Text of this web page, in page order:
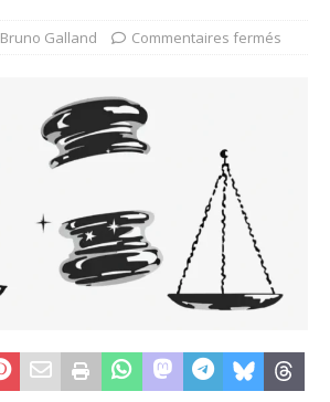
Bruno Galland Commentaires fermés